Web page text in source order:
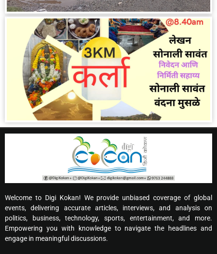
Welcome to Digi Kokan! We provide unbiased coverage of global
events, delivering accurate articles, interviews, and analysis on
politics, business, technology, sports, entertainment, and more.
Empowering you with knowledge to navigate the headlines and
engage in meaningful discussions.